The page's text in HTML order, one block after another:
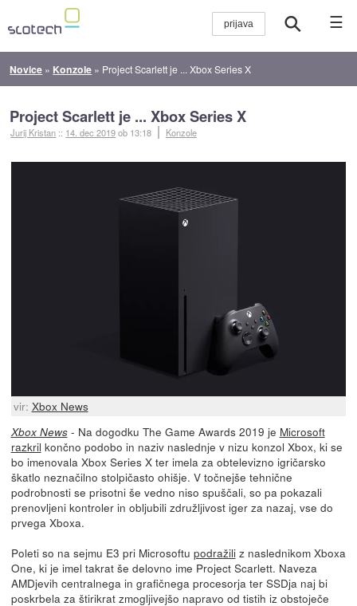
☰
Novice » Konzole » Project Scarlett je ... Xbox Series X
Project Scarlett je ... Xbox Series X
Jurij Kristan :: 14. dec 2019ob 13:18 Konzole
vir: Xbox News
Xbox News- Na dogodku The Game Awards 2019 je Microsoft
razkril končno podobo in naziv naslednje v nizu konzol Xbox, ki se
bo imenovala Xbox Series X ter imela za obtelevizno igričarsko
škatlo neznačilno stolpičasto ohišje. V točnejše tehnične
podrobnosti se prisotni še vedno niso spuščali, so pa pokazali
prenovljeni kontroler in obljubili združljivost iger za nazaj, vse do
prvega Xboxa.
Poleti so na sejmu E3 pri Microsoftu podražiliz naslednikom Xboxa
One, ki je imel takrat še delovno ime Project Scarlett. Naveza
AMDjevih centralnega in grafičnega procesorja ter SSDja naj bi
poskrbela za štirikrat zmogljivejšo napravo od tistih iz obstoječe